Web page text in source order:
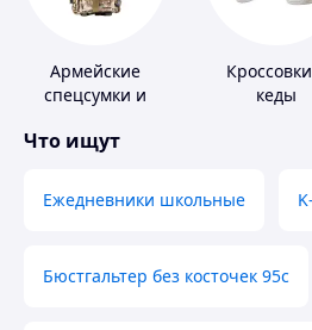
Армейские
спецсумки и
кеды
Что ищут
Ежедневники школьные
Бюстгальтер без косточек 95с